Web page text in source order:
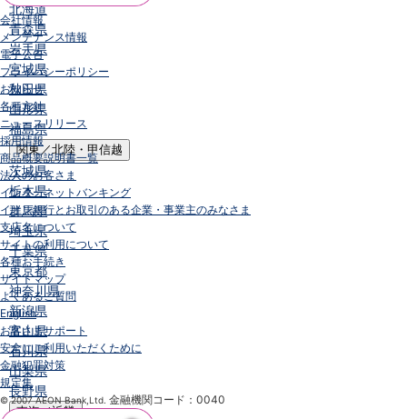
北海道
青森県
岩手県
宮城県
秋田県
山形県
福島県
関東／北陸・甲信越
茨城県
栃木県
群馬県
埼玉県
千葉県
東京都
神奈川県
新潟県
富山県
石川県
山梨県
長野県
東海／近畿
会社情報
メンテナンス情報
電子公告
プライバシーポリシー
お知らせ
各種方針
ニュースリリース
採用情報
商品概要説明書一覧
法人のお客さま
インターネットバンキング
イオン銀行とお取引のある企業・事業主のみなさま
支店名について
サイトの利用について
各種お手続き
サイトマップ
よくあるご質問
English
お客さまサポート
安全にご利用いただくために
金融犯罪対策
規定集
© 2007 AEON Bank,Ltd. 金融機関コード：0040